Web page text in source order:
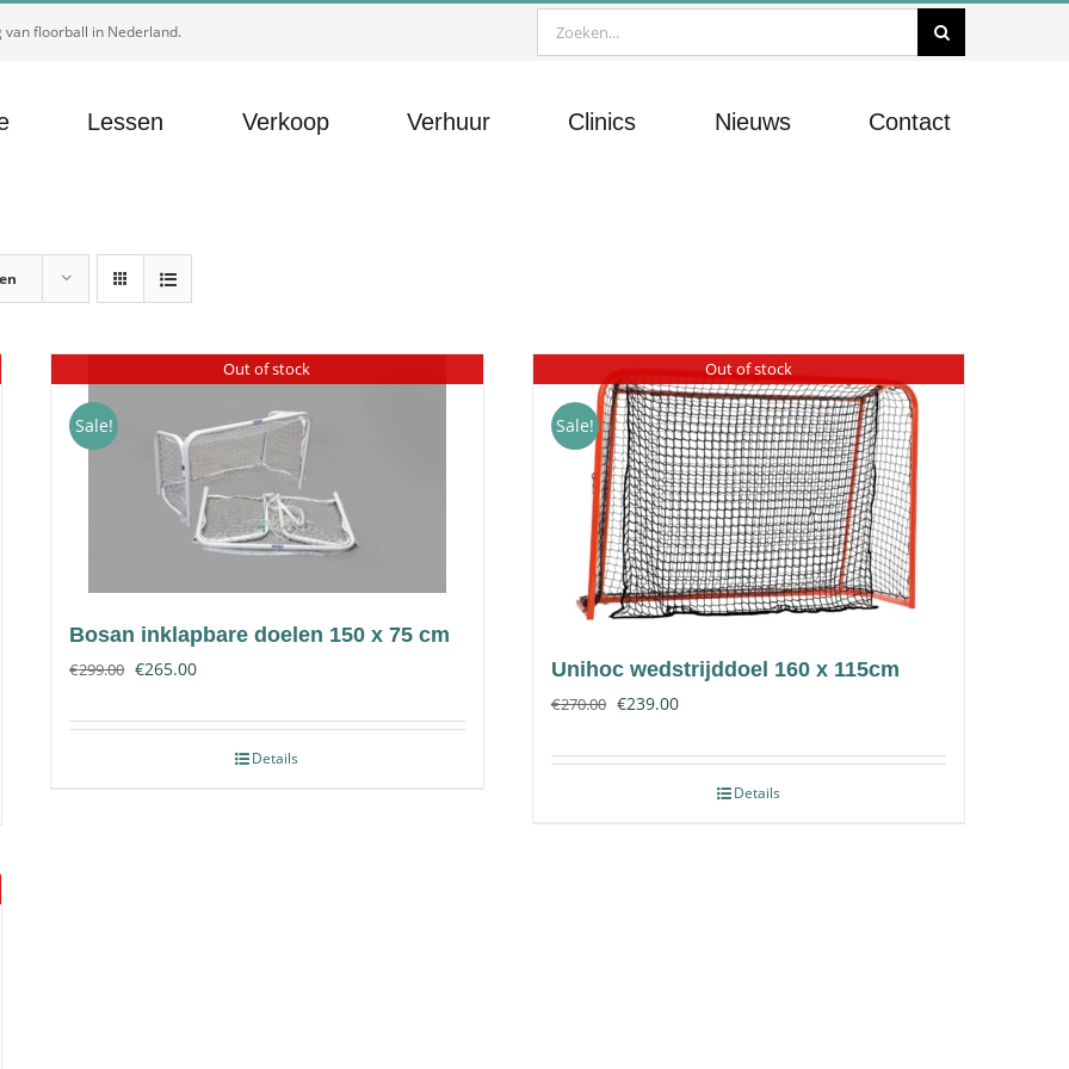
floorball in Nederland.
Zoeken
naar:
Lessen Verkoop Verhuur Clinics Nieuws Contact
Out of stock
Sale!
Bosan inklapbare doelen 150 x 75 cm
€299.00 €265.00
Details
Out of stock
Sale!
Unihoc wedstrijddoel 160 x 115cm
€270.00 €239.00
Details